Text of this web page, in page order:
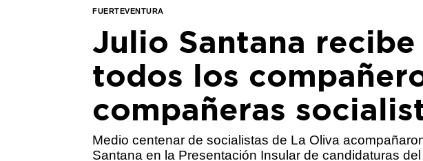
FUERTEVENTURA
Julio Santana
todos los
compañeras
Medio centenar de socialistas de La Oliva
Santana en la Presentación Insular de candidaturas